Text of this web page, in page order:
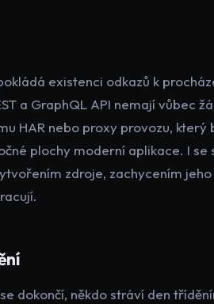
existenci odkazů k
a GraphQL API nemají vůbec
HAR nebo proxy provozu, který
plochy moderní aplikace. I
zdroje, zachycením
dokončí, někdo stráví den